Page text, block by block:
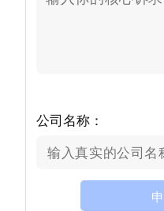
公司名称：